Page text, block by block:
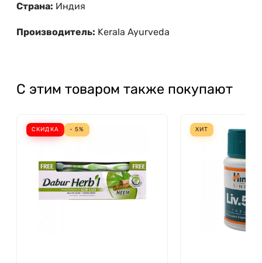
Страна: Индия
Производитель: Kerala Ayurveda
С этим товаром также покупают
СКИДКА - 5% ХИТ